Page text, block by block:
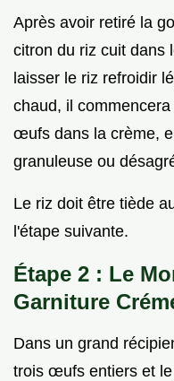
Après avoir retiré la
citron du riz cuit dans
laisser le riz refroidir
chaud, il
œufs dans la crème,
granuleuse ou
Le riz doit être tiède
l'étape suivante.
Étape 2 : Le
Garniture
Dans un grand
trois œufs entiers et